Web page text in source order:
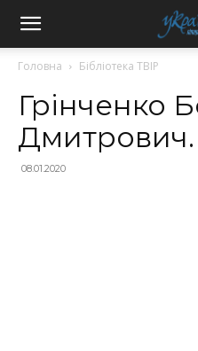
Головна Бібліотека ТВІР
Грінченко
Дмитрович.
08.01.2020